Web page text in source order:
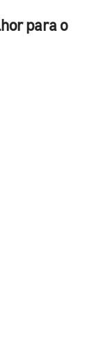
para o